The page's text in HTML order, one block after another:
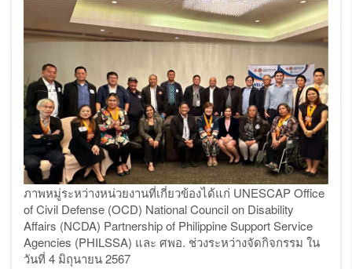
ภาพหมู่ระหว่างหน่วยงานที่เกี่ยวข้องได้แก่ UNESCAP Office
of Civil Defense (OCD) National Council on Disability
Affairs (NCDA) Partnership of Philippine Support Service
Agencies (PHILSSA) และ ศพอ. ช่วงระหว่างจัดกิจกรรม ใน
วันที่ 4 มิถุนายน 2567